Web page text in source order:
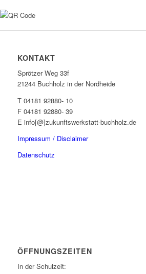
KONTAKT
Sprötzer Weg 33f
21244 Buchholz in der Nordheide
T 04181 92880- 10
F 04181 92880- 39
E info[@]zukunftswerkstatt-buchholz.de
Impressum / Disclaimer
Datenschutz
ÖFFNUNGSZEITEN
In der Schulzeit: